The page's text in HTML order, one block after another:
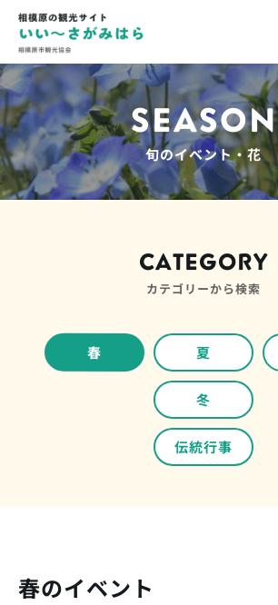
SEASON
旬のイベント・花
CATEGORY
カテゴリーから検索
春 夏
冬
伝統行事
春のイベント